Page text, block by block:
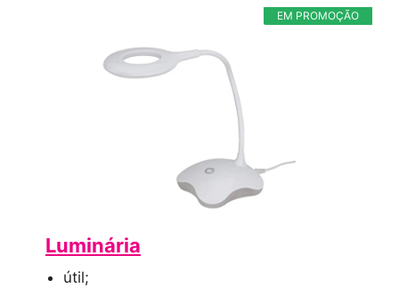
EM PROMOÇÃO
Luminária
útil;